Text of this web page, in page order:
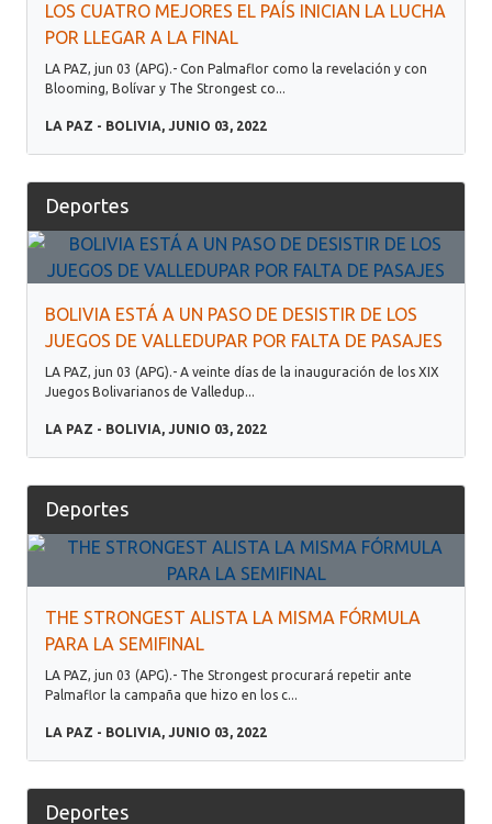
LOS CUATRO MEJORES EL PAÍS INICIAN LA LUCHA
POR LLEGAR A LA FINAL
LA PAZ, jun 03 (APG).- Con Palmaflor como la revelación y con
Blooming, Bolívar y The Strongest co...
LA PAZ - BOLIVIA, JUNIO 03, 2022
Deportes
BOLIVIA ESTÁ A UN PASO DE DESISTIR DE LOS
JUEGOS DE VALLEDUPAR POR FALTA DE PASAJES
LA PAZ, jun 03 (APG).- A veinte días de la inauguración de los XIX
Juegos Bolivarianos de Valledup...
LA PAZ - BOLIVIA, JUNIO 03, 2022
Deportes
THE STRONGEST ALISTA LA MISMA FÓRMULA
PARA LA SEMIFINAL
LA PAZ, jun 03 (APG).- The Strongest procurará repetir ante
Palmaflor la campaña que hizo en los c...
LA PAZ - BOLIVIA, JUNIO 03, 2022
Deportes